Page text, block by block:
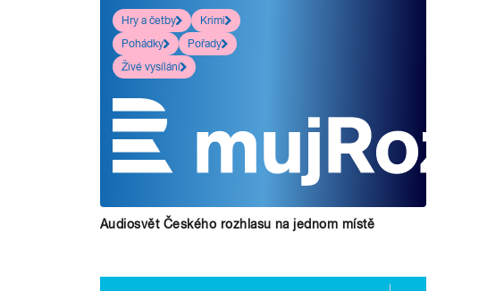
Hry a četby
Krimi
Pohádky
Pořady
Živé vysílání
Audiosvět Českého rozhlasu na jednom místě